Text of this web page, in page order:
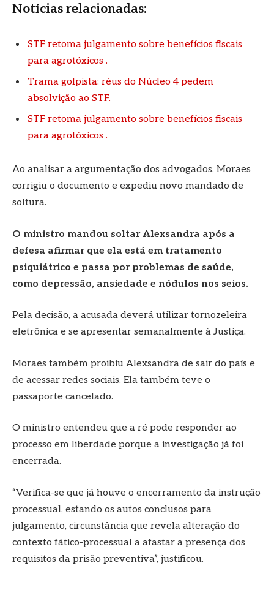
Notícias relacionadas:
STF retoma julgamento sobre benefícios fiscais
para agrotóxicos .
Trama golpista: réus do Núcleo 4 pedem
absolvição ao STF.
STF retoma julgamento sobre benefícios fiscais
para agrotóxicos .
Ao analisar a argumentação dos advogados, Moraes
corrigiu o documento e expediu novo mandado de
soltura.
O ministro mandou soltar Alexsandra após a
defesa afirmar que ela está em tratamento
psiquiátrico e passa por problemas de saúde,
como depressão, ansiedade e nódulos nos seios.
Pela decisão, a acusada deverá utilizar tornozeleira
eletrônica e se apresentar semanalmente à Justiça.
Moraes também proibiu Alexsandra de sair do país e
de acessar redes sociais. Ela também teve o
passaporte cancelado.
O ministro entendeu que a ré pode responder ao
processo em liberdade porque a investigação já foi
encerrada.
“Verifica-se que já houve o encerramento da instrução
processual, estando os autos conclusos para
julgamento, circunstância que revela alteração do
contexto fático-processual a afastar a presença dos
requisitos da prisão preventiva”, justificou.